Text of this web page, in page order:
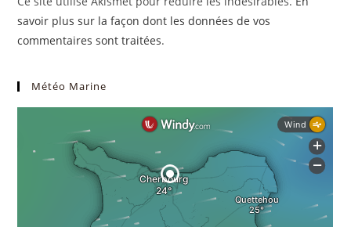
savoir plus sur la façon dont les données de vos
commentaires sont traitées.
Météo Marine